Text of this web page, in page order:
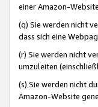
einer Amazon-
(q) Sie werden nicht
dass sich eine
(r) Sie werden nicht
umzuleiten
(s) Sie werden nicht
Amazon-Website